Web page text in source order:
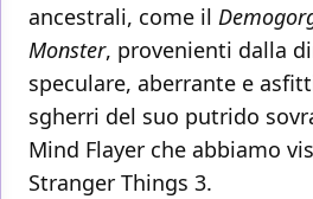
ancestrali, come il
Monster, provenienti dalla
speculare, aberrante e
sgherri del suo putrido
Mind Flayer che abbiamo
Stranger Things 3.